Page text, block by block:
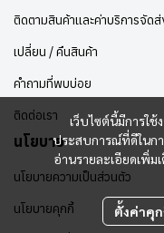
เว็บไซต์นี้มีการใ
ประสบการณ์ที่ดีในกา
อ่านรายละเอียดเพิ่ม
ตั้งค่าคุ
ติดตามสินค้าและค่าบริการจัดส่
เปลี่ยน / คืนสินค้า
คำถามที่พบบ่อย
ติดต่อเรา
นโยบาย
นโยบายความเป็นส่วนตัว
นโยบายคุกกี้